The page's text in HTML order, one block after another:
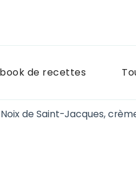
de recettes
Noix de Saint-Jacques,